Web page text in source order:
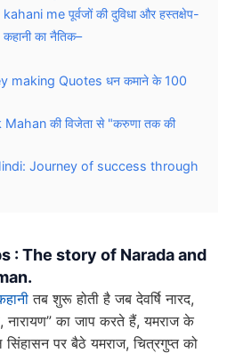
me पूर्वजों की दुविधा और हस्तक्षेप-
का नैतिक–
making Quotes धन कमाने के 100
की विजेता से "करुणा तक की
Journey of success through
: The story of Narada and
.
तब शुरू होती है जब देवर्षि नारद,
नारायण” का जाप करते हैं, यमराज के
पर बैठे यमराज, चित्रगुप्त को